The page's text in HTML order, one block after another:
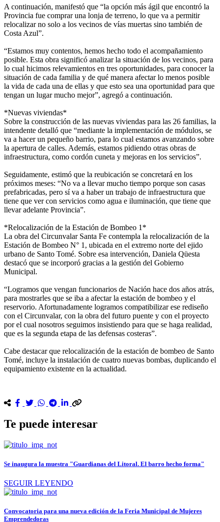
A continuación, manifestó que “la opción más ágil que encontró la
Provincia fue comprar una lonja de terreno, lo que va a permitir
relocalizar no solo a los vecinos de vías muertas sino también de
Costa Azul”.
“Estamos muy contentos, hemos hecho todo el acompañamiento
posible. Esta obra significó analizar la situación de los vecinos, para
lo cual hicimos relevamientos en tres oportunidades, para conocer la
situación de cada familia y de qué manera afectar lo menos posible
la vida de cada una de ellas y que esto sea una oportunidad para que
tengan un lugar mucho mejor”, agregó a continuación.
*Nuevas viviendas*
Sobre la construcción de las nuevas viviendas para las 26 familias, la
intendente detalló que “mediante la implementación de módulos, se
va a hacer un pequeño barrio, para lo cual estamos avanzando sobre
la apertura de calles. Además, estamos pidiendo otras obras de
infraestructura, como cordón cuneta y mejoras en los servicios”.
Seguidamente, estimó que la reubicación se concretará en los
próximos meses: “No va a llevar mucho tiempo porque son casas
prefabricadas, pero sí va a haber un trabajo de infraestructura que
tiene que ver con servicios como agua e iluminación, que tiene que
llevar adelante Provincia”.
*Relocalización de la Estación de Bombeo 1*
La obra del Circunvalar Santa Fe contempla la relocalización de la
Estación de Bombeo N° 1, ubicada en el extremo norte del ejido
urbano de Santo Tomé. Sobre esa intervención, Daniela Qüesta
destacó que se incorporó gracias a la gestión del Gobierno
Municipal.
“Logramos que vengan funcionarios de Nación hace dos años atrás,
para mostrarles que se iba a afectar la estación de bombeo y el
reservorio. Afortunadamente logramos compatibilizar ese rediseño
con el Circunvalar, con la obra del futuro puente y con el proyecto
por el cual nosotros seguimos insistiendo para que se haga realidad,
que es la segunda etapa de las defensas costeras”.
Cabe destacar que relocalización de la estación de bombeo de Santo
Tomé, incluye la instalación de cuatro nuevas bombas, duplicando el
equipamiento existente en la actualidad.
Te puede interesar
Se inaugura la muestra "Guardianas del Litoral. El barro hecho forma"
SEGUIR LEYENDO
Convocatoria para una nueva edición de la Feria Municipal de Mujeres
Emprendedoras